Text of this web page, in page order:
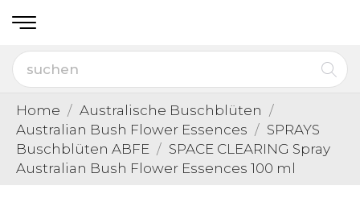
Home
Australische Buschblüten
Australian Bush Flower Essences
SPRAYS
Buschblüten ABFE
SPACE CLEARING Spray
Australian Bush Flower Essences 100 ml